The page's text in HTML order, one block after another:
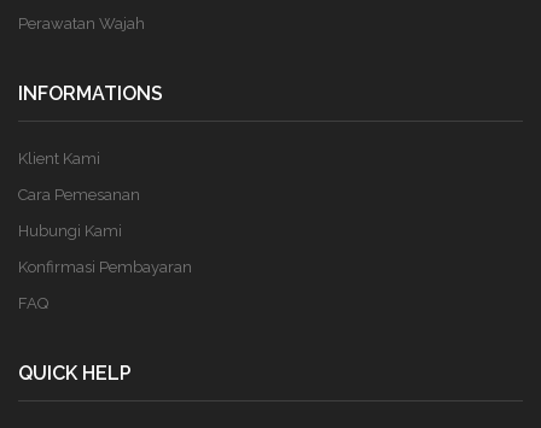
Perawatan Wajah
INFORMATIONS
Klient Kami
Cara Pemesanan
Hubungi Kami
Konfirmasi Pembayaran
FAQ
QUICK HELP